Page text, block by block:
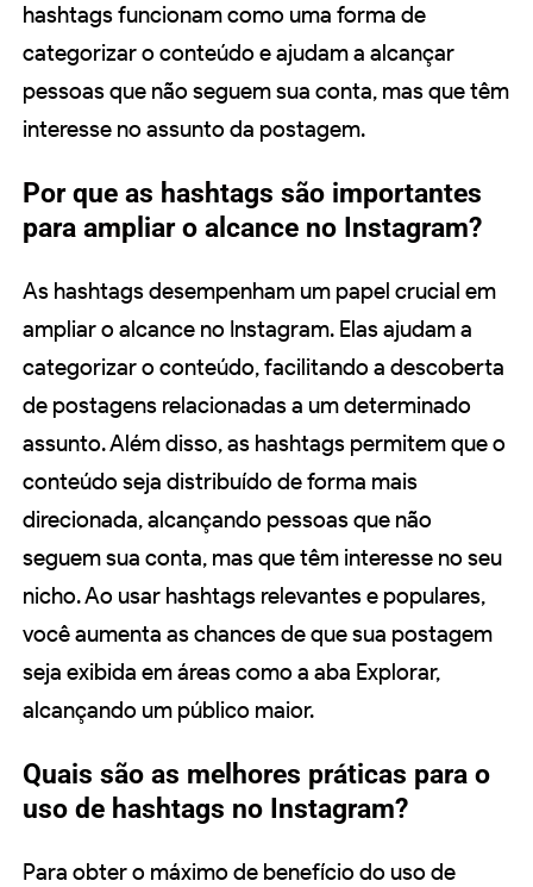
hashtags funcionam como uma forma de
categorizar o conteúdo e ajudam a alcançar
pessoas que não seguem sua conta, mas que têm
interesse no assunto da postagem.
Por que as hashtags são importantes
para ampliar o alcance no Instagram?
As hashtags desempenham um papel crucial em
ampliar o alcance no Instagram. Elas ajudam a
categorizar o conteúdo, facilitando a descoberta
de postagens relacionadas a um determinado
assunto. Além disso, as hashtags permitem que o
conteúdo seja distribuído de forma mais
direcionada, alcançando pessoas que não
seguem sua conta, mas que têm interesse no seu
nicho. Ao usar hashtags relevantes e populares,
você aumenta as chances de que sua postagem
seja exibida em áreas como a aba Explorar,
alcançando um público maior.
Quais são as melhores práticas para o
uso de hashtags no Instagram?
Para obter o máximo de benefício do uso de